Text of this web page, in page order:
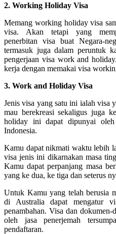
2. Working Holiday Visa
Memang working holiday visa
visa. Akan tetapi yang
penerbitan visa buat Negara-
termasuk juga dalam peruntuk
pengerjaan visa work and
kerja dengan memakai visa
3. Work and Holiday Visa
Jenis visa yang satu ini ialah visa
mau berekreasi sekaligus juga
holiday ini dapat dipunyai
Indonesia.
Kamu dapat nikmati waktu lebih
visa jenis ini dikarnakan masa
Kamu dapat perpanjang masa
yang ke dua, ke tiga dan seterus
Untuk Kamu yang telah berusia
di Australia dapat mengatur
penambahan. Visa dan
oleh jasa penerjemah
pendaftaran.